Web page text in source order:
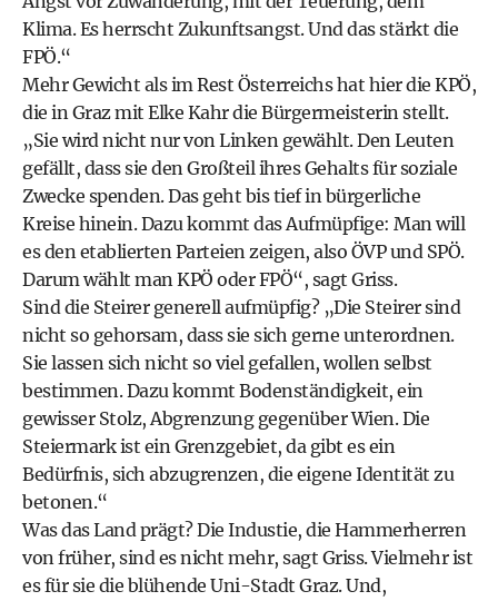
Klima. Es herrscht Zukunftsangst. Und das stärkt die
FPÖ.“
Mehr Gewicht als im Rest Österreichs hat hier die KPÖ,
die in Graz mit Elke Kahr die Bürgermeisterin stellt.
„Sie wird nicht nur von Linken gewählt. Den Leuten
gefällt, dass sie den Großteil ihres Gehalts für soziale
Zwecke spenden. Das geht bis tief in bürgerliche
Kreise hinein. Dazu kommt das Aufmüpfige: Man will
es den etablierten Parteien zeigen, also ÖVP und SPÖ.
Darum wählt man KPÖ oder FPÖ“, sagt Griss.
Sind die Steirer generell aufmüpfig? „Die Steirer sind
nicht so gehorsam, dass sie sich gerne unterordnen.
Sie lassen sich nicht so viel gefallen, wollen selbst
bestimmen. Dazu kommt Bodenständigkeit, ein
gewisser Stolz, Abgrenzung gegenüber Wien. Die
Steiermark ist ein Grenzgebiet, da gibt es ein
Bedürfnis, sich abzugrenzen, die eigene Identität zu
betonen.“
Was das Land prägt? Die Industie, die Hammerherren
von früher, sind es nicht mehr, sagt Griss. Vielmehr ist
es für sie die blühende Uni-Stadt Graz. Und,